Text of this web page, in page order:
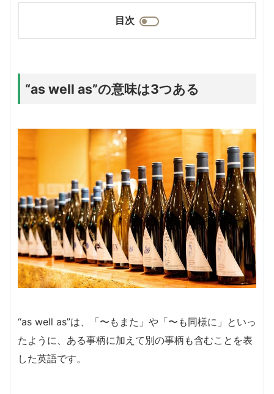
目次
“as well as”の意味は3つある
“as well as”は、「〜もまた」や「〜も同様に」といっ
たように、ある事柄に加えて別の事柄も含むことを表
した英語です。